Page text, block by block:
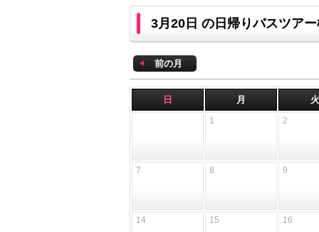
3月20日 の日帰りバスツア
前の月
日 月 火
1 2
7 8 9
14 15 16